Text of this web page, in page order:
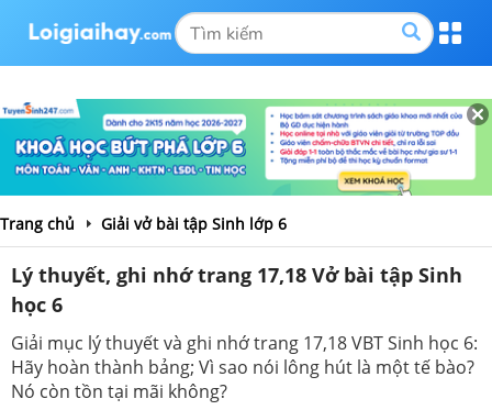
Trang chủ Giải vở bài tập Sinh lớp 6
Lý thuyết, ghi nhớ trang 17,18 Vở bài tập Sinh
học 6
Giải mục lý thuyết và ghi nhớ trang 17,18 VBT Sinh học 6:
Hãy hoàn thành bảng; Vì sao nói lông hút là một tế bào?
Nó còn tồn tại mãi không?